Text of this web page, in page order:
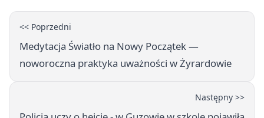
<< Poprzedni
Medytacja Światło na Nowy Początek —
noworoczna praktyka uważności w Żyrardowie
Następny >>